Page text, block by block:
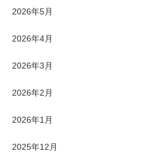
2026年5月
2026年4月
2026年3月
2026年2月
2026年1月
2025年12月